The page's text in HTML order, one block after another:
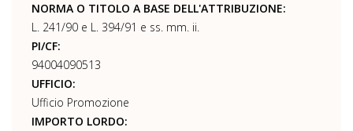
NORMA O TITOLO A BASE DELL'ATTRIBUZIONE:
L. 241/90 e L. 394/91 e ss. mm. ii.
PI/CF:
94004090513
UFFICIO:
Ufficio Promozione
IMPORTO LORDO: